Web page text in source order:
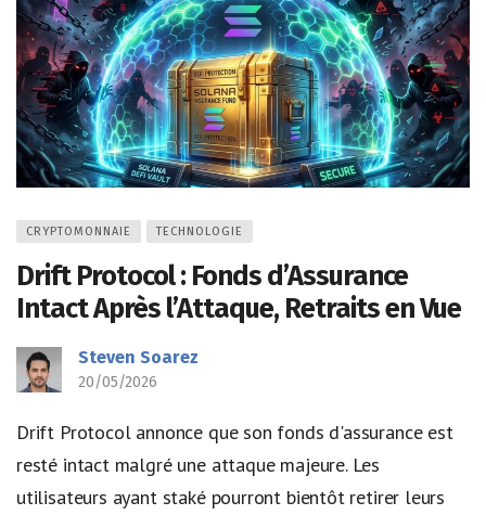
CRYPTOMONNAIE TECHNOLOGIE
Drift Protocol : Fonds d’Assurance
Intact Après l’Attaque, Retraits en Vue
Steven Soarez
20/05/2026
Drift Protocol annonce que son fonds d'assurance est
resté intact malgré une attaque majeure. Les
utilisateurs ayant staké pourront bientôt retirer leurs